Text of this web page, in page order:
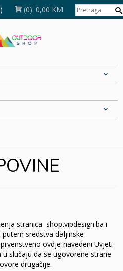
(0): 0,00 KM
stranica shop.vipdesign.ba i
sredstva daljinske
ovdje navedeni Uvjeti
slučaju da se ugovorene strane
drugačije.